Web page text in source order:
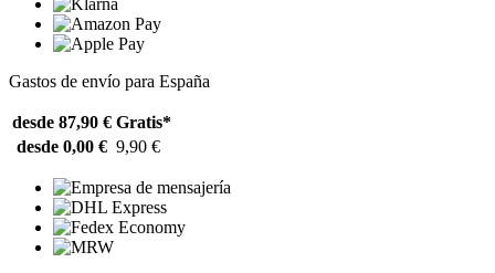
Gastos de envío para España
desde 87,90 € Gratis*
desde 0,00 € 9,90 €